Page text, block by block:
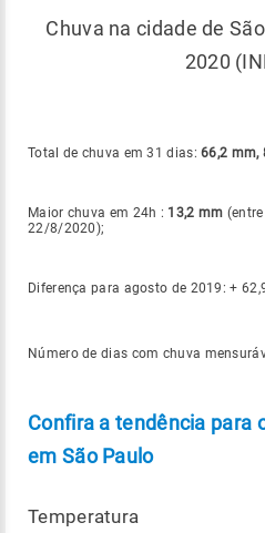
Chuva na cidade de
2020
Total de chuva em 31 dias:66,2 mm,
Maior chuva em 24h : 13,2 mm
22/8/2020);
Diferença para agosto de 2019: +
Número de dias com chuva
Confira a tendência para
em São Paulo
Temperatura